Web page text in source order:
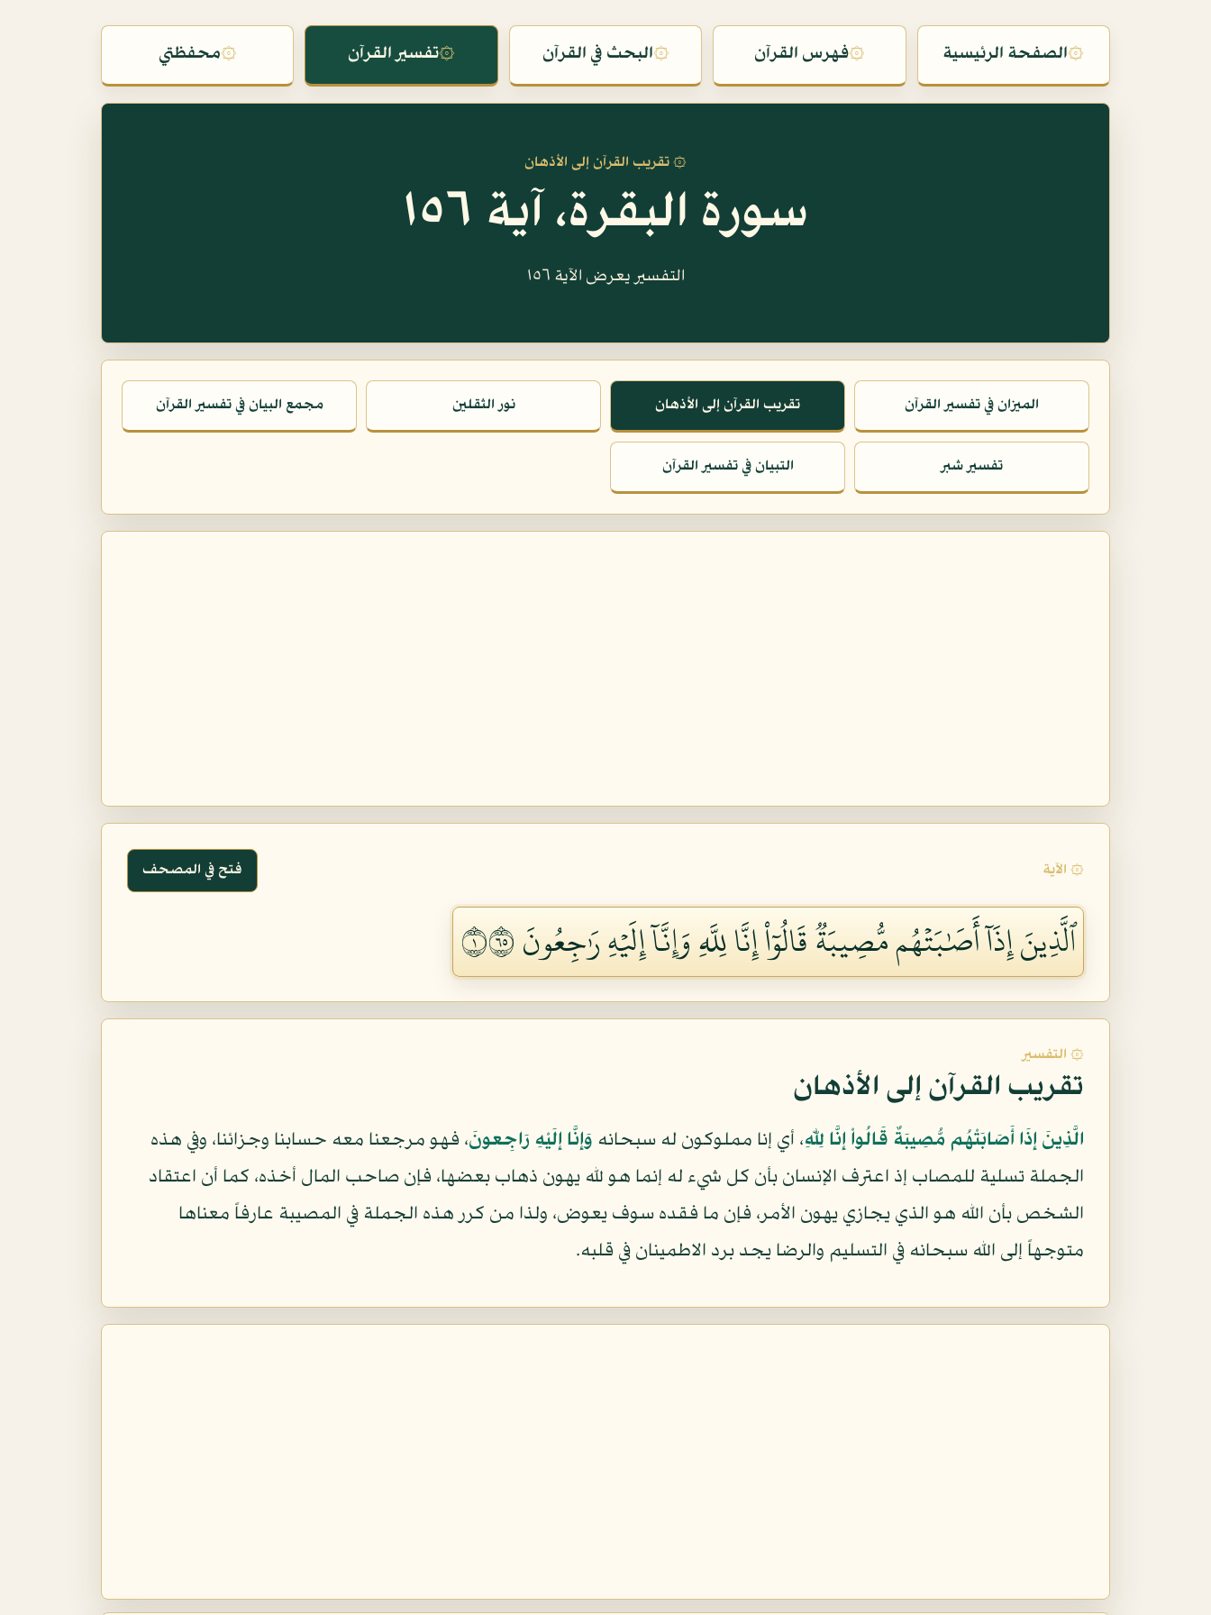
۞الصفحة الرئيسية ۞فهرس القرآن ۞البحث في القرآن ۞تفسير القرآن ۞محفظتي
۞ تقريب القرآن إلى الأذهان
سورة البقرة، آية ١٥٦
التفسير يعرض الآية ١٥٦
الميزان في تفسير القرآن تقريب القرآن إلى الأذهان نور الثقلين مجمع البيان في تفسير القرآن
تفسير شبر التبيان في تفسير القرآن
۞ الآية فتح في المصحف
ٱلَّذِينَ إِذَآ أَصَٰبَتۡهُم مُّصِيبَةٞ قَالُوٓاْ إِنَّا لِلَّهِ وَإِنَّآ إِلَيۡهِ رَٰجِعُونَ ١٥٦
۞ التفسير
تقريب القرآن إلى الأذهان
الَّذِينَ إِذَا أَصَابَتْهُم مُّصِيبَةٌ قَالُواْ إِنَّا لِلّهِ، أي إنا مملوكون له سبحانه وَإِنَّا إِلَيْهِ رَاجِعونَ، فهو مرجعنا معه حسابنا وجزائنا، وفي هذه
الجملة تسلية للمصاب إذ اعترف الإنسان بأن كل شيء له إنما هو لله يهون ذهاب بعضها، فإن صاحب المال أخذه، كما أن اعتقاد
الشخص بأن الله هو الذي يجازي يهون الأمر، فإن ما فقده سوف يعوض، ولذا من كرر هذه الجملة في المصيبة عارفاً معناها
متوجهاً إلى الله سبحانه في التسليم والرضا يجد برد الاطمينان في قلبه.